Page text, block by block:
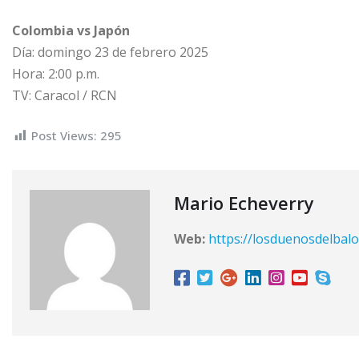
Colombia vs Japón
Día: domingo 23 de febrero 2025
Hora: 2:00 p.m.
TV: Caracol / RCN
Post Views: 295
Mario Echeverry
Web: https://